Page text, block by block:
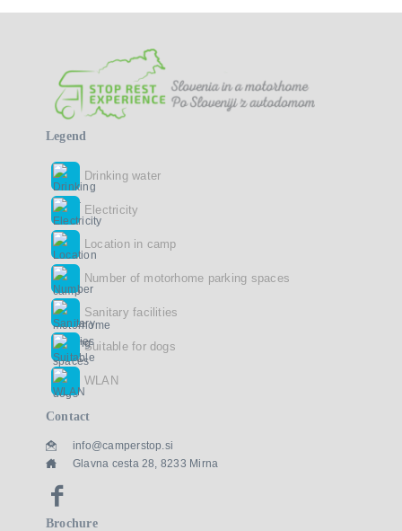
Legend
Drinking water
Electricity
Location in camp
Number of motorhome parking spaces
Sanitary facilities
Suitable for dogs
WLAN
Contact
info@camperstop.si
Glavna cesta 28, 8233 Mirna
Brochure